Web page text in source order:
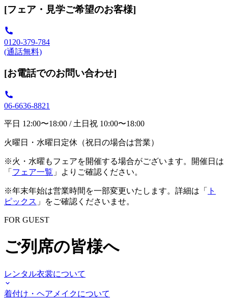
[フェア・見学ご希望のお客様]
0120-379-784
(通話無料)
[お電話でのお問い合わせ]
06-6636-8821
平日 12:00〜18:00 / 土日祝 10:00〜18:00
火曜日・水曜日定休（祝日の場合は営業）
※火・水曜もフェアを開催する場合がございます。開催日は
「 フェア一覧 」よりご確認ください。
※年末年始は営業時間を一部変更いたします。詳細は「
ト
ピックス 」をご確認くださいませ。
FOR GUEST
ご列席の皆様へ
レンタル衣裳について
着付け・ヘアメイクについて